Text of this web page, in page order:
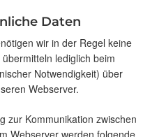
Daten
wir in der Regel keine
lediglich beim
Notwendigkeit) über
Webserver.
zur Kommunikation zwischen
Webserver werden folgende